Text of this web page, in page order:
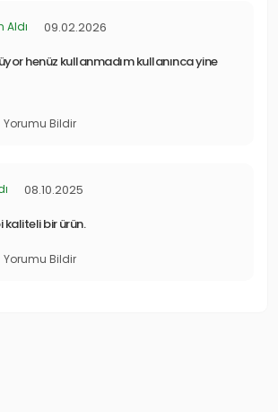
Aldı 09.02.2026
henüz kullanmadım kullanınca yine
Yorumu Bildir
08.10.2025
kaliteli bir ürün.
Yorumu Bildir